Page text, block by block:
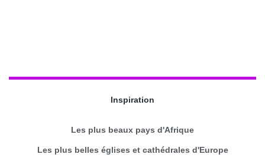
Inspiration
Les plus beaux pays d'Afrique
Les plus belles églises et cathédrales d'Europe